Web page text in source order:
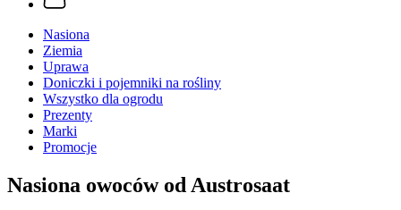
Nasiona
Ziemia
Uprawa
Doniczki i pojemniki na rośliny
Wszystko dla ogrodu
Prezenty
Marki
Promocje
Nasiona owoców od Austrosaat